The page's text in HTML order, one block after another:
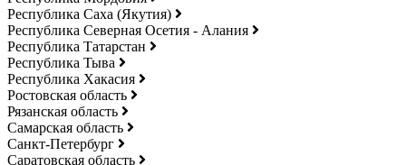
Республика Саха (Якутия)
Республика Северная Осетия - Алания
Республика Татарстан
Республика Тыва
Республика Хакасия
Ростовская область
Рязанская область
Самарская область
Санкт-Петербург
Саратовская область